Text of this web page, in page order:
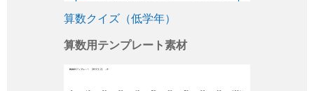
算数クイズ（低学年）
算数用テンプレート素材